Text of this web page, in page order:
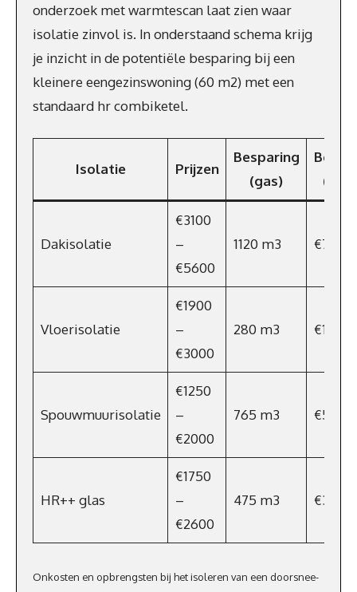
onderzoek met warmtescan laat zien waar
isolatie zinvol is. In onderstaand schema krijg
je inzicht in de potentiële besparing bij een
kleinere eengezinswoning (60 m2) met een
standaard hr combiketel.
Isolatie Prijzen
Besparing
(gas)
(€/
Dakisolatie
€3100
–
€5600
1120 m3 €784
Vloerisolatie
€1900
–
€3000
280 m3 €196
Spouwmuurisolatie
€1250
–
€2000
765 m3 €536
HR++ glas
€1750
–
€2600
475 m3 €332,5
Onkosten en opbrengsten bij het isoleren van een doorsnee-